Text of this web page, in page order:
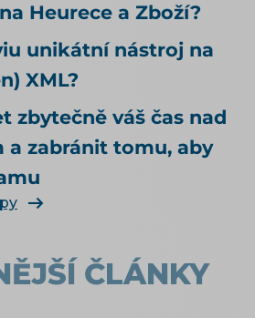
ne o
na tři otázky: Může u
už dnes, i když jsem to
oficiálně, a vyplatí se to?
když agent koupí něco
řeší téma SEO a UX pro
naplnit produktová
Heurece a Zboží?
unikátní nástroj na
XML?
zbytečně váš čas nad
a zabránit tomu, aby
ČLÁNKY